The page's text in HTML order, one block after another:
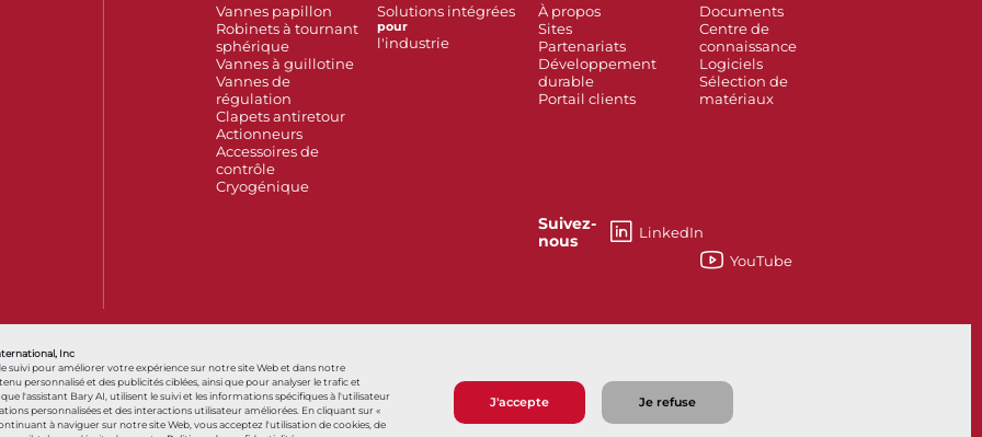
Inc
suivi pour améliorer votre expérience sur notre site Web et dans notre
personnalisé et des publicités ciblées, ainsi que pour analyser le trafic et
l'assistant Bary AI, utilisent le suivi et les informations spécifiques à l'utilisateur
personnalisées et des interactions utilisateur améliorées. En cliquant sur «
à naviguer sur notre site Web, vous acceptez l'utilisation de cookies, de
J'accepte Je refuse
Vannes papillon
Robinets à tournant
sphérique
Vannes à guillotine
Vannes de
régulation
Clapets antiretour
Actionneurs
Accessoires de
contrôle
Cryogénique
Solutions intégrées
pour
l'industrie
À propos
Sites
Partenariats
Développement
durable
Portail clients
Suivez-
nous
LinkedIn
Documents
Centre de
connaissance
Logiciels
Sélection de
matériaux
YouTube
Also of Interest
Conditions générales Conditions générales de vente Politique de confidentialité